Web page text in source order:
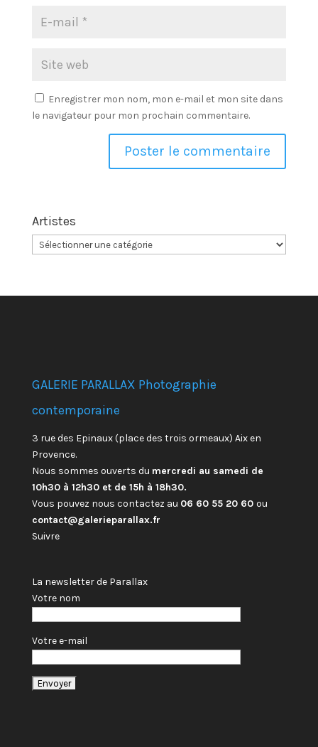
Enregistrer mon nom, mon e-mail et mon site dans
le navigateur pour mon prochain commentaire.
Artistes
GALERIE PARALLAX Photographie
contemporaine
3 rue des Epinaux (place des trois ormeaux) Aix en
Provence.
Nous sommes ouverts du mercredi au samedi de
10h30 à 12h30 et de 15h à 18h30.
Vous pouvez nous contactez au 06 60 55 20 60 ou
contact@galerieparallax.fr
Suivre
La newsletter de Parallax
Votre nom
Votre e-mail